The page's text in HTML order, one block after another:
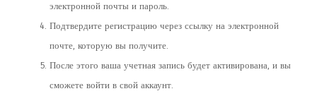
электронной почты и пароль.
Подтвердите регистрацию через ссылку на электронной
почте, которую вы получите.
После этого ваша учетная запись будет активирована, и вы
сможете войти в свой аккаунт.